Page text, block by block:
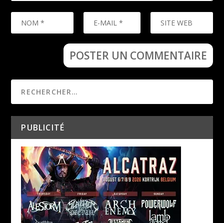
PUBLICITÉ